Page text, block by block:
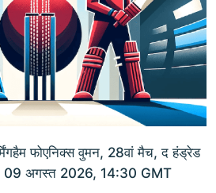
फोएनिक्स वुमन, 28वां मैच, द हंड्रेड
09 अगस्त 2026, 14:30 GMT